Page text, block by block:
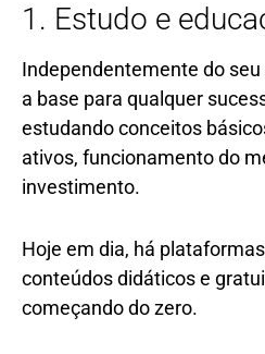
1. Estudo e
Independentemente do
a base para qualquer
estudando conceitos
ativos, funcionamento do
investimento.
Hoje em dia, há
conteúdos didáticos e
começando do zero.